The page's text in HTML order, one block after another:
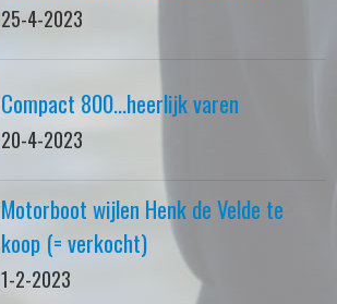
25-4-2023
Compact 800...heerlijk varen
20-4-2023
Motorboot wijlen Henk de Velde te
koop (= verkocht)
1-2-2023